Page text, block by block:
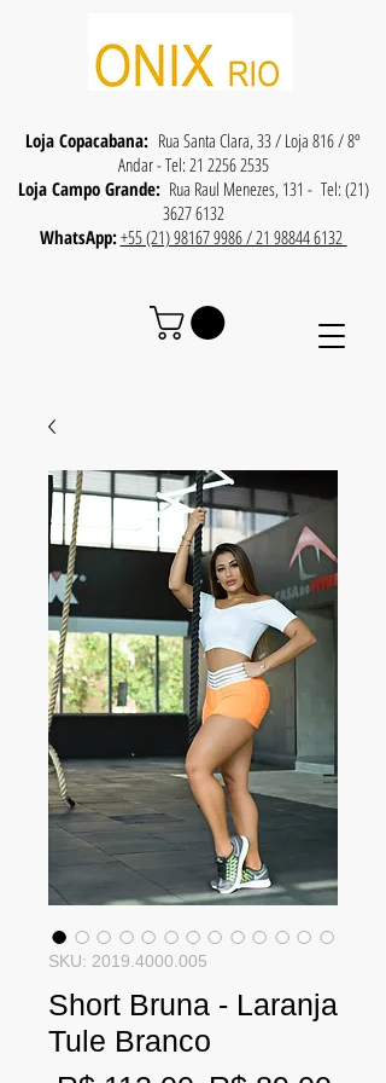
Loja Copacabana: Rua Santa Clara, 33 / Loja 816 / 8º
Andar - Tel: 21 2256 2535
Loja Campo Grande:Rua Raul Menezes, 131 - Tel: (21)
3627 6132
WhatsApp:+55 (21) 98167 9986 / 21 98844 6132
SKU: 2019.4000.005
Short Bruna - Laranja
Tule Branco